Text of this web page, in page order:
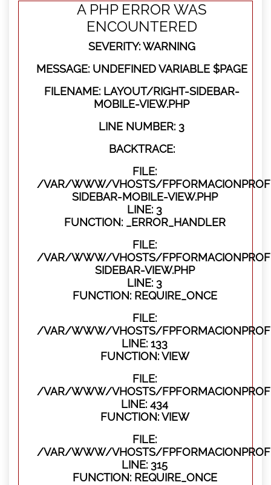
A PHP ERROR WAS
ENCOUNTERED
SEVERITY: WARNING
MESSAGE: UNDEFINED VARIABLE $PAGE
FILENAME: LAYOUT/RIGHT-SIDEBAR-
MOBILE-VIEW.PHP
LINE NUMBER: 3
BACKTRACE:
FILE:
/VAR/WWW/VHOSTS/
SIDEBAR-MOBILE-VIEW.PHP
LINE: 3
FUNCTION: _ERROR_HANDLER
FILE:
/VAR/WWW/VHOSTS/
SIDEBAR-VIEW.PHP
LINE: 3
FUNCTION: REQUIRE_ONCE
FILE:
/VAR/WWW/VHOSTS/
LINE: 133
FUNCTION: VIEW
FILE:
/VAR/WWW/VHOSTS/
LINE: 434
FUNCTION: VIEW
FILE:
/VAR/WWW/VHOSTS/
LINE: 315
FUNCTION: REQUIRE_ONCE